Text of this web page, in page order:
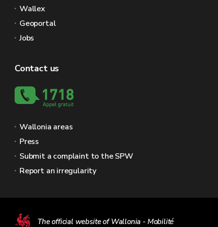
Wallex
Geoportal
Jobs
Contact us
Wallonia areas
Press
Submit a complaint to the SPW
Report an irregularity
The official website of Wallonia - Mobilité